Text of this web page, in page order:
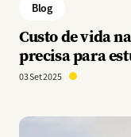
Blog
Custo de vida
precisa para
03 Set 2025
Imagem